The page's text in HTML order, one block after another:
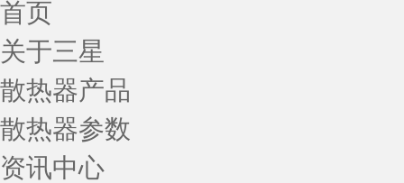
首页
关于三星
散热器产品
散热器参数
资讯中心